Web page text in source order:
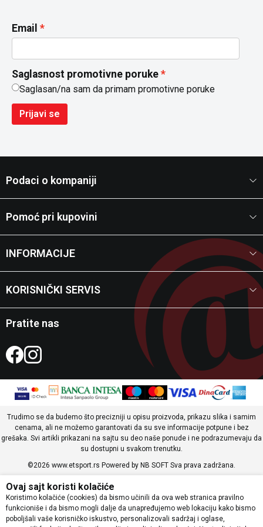
Email
Saglasnost promotivne poruke
Saglasan/na sam da primam promotivne poruke
Prijavi se
Podaci o kompaniji
Pomoć pri kupovini
INFORMACIJE
KORISNIČKI SERVIS
Pratite nas
Trudimo se da budemo što precizniji u opisu proizvoda, prikazu slika i samim
cenama, ali ne možemo garantovati da su sve informacije potpune i bez
grešaka. Svi artikli prikazani na sajtu su deo naše ponude i ne podrazumevaju da
su dostupni u svakom trenutku.
©2026 www.etsport.rs Powered by NB SOFT Sva prava zadržana.
Ovaj sajt koristi kolačiće
Koristimo kolačiće (cookies) da bismo učinili da ova web stranica pravilno
funkcioniše i da bismo mogli dalje da unapređujemo web lokaciju kako bismo
poboljšali vaše korisničko iskustvo, personalizovali sadržaj i oglase,